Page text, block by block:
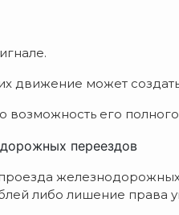
движение может создать
его
переездов
либо лишение права